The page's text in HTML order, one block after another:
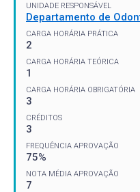
UNIDADE RESPONSÁVEL
Departamento de
CARGA HORÁRIA PRÁTICA
2
CARGA HORÁRIA TEÓRICA
1
CARGA HORÁRIA OBRIGATÓRIA
3
CRÉDITOS
3
FREQUÊNCIA APROVAÇÃO
75%
NOTA MÉDIA APROVAÇÃO
7